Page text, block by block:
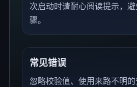
次启动时请耐心阅读提示，
骤。
常见错误
忽略校验值、使用来路不明